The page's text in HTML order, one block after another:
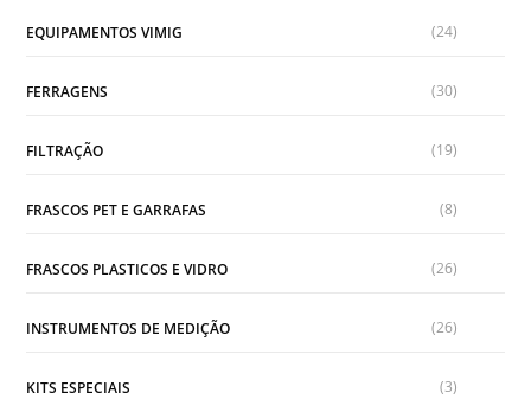
EQUIPAMENTOS VIMIG (24)
FERRAGENS (30)
FILTRAÇÃO (19)
FRASCOS PET E GARRAFAS (8)
FRASCOS PLASTICOS E VIDRO (26)
INSTRUMENTOS DE MEDIÇÃO (26)
KITS ESPECIAIS (3)